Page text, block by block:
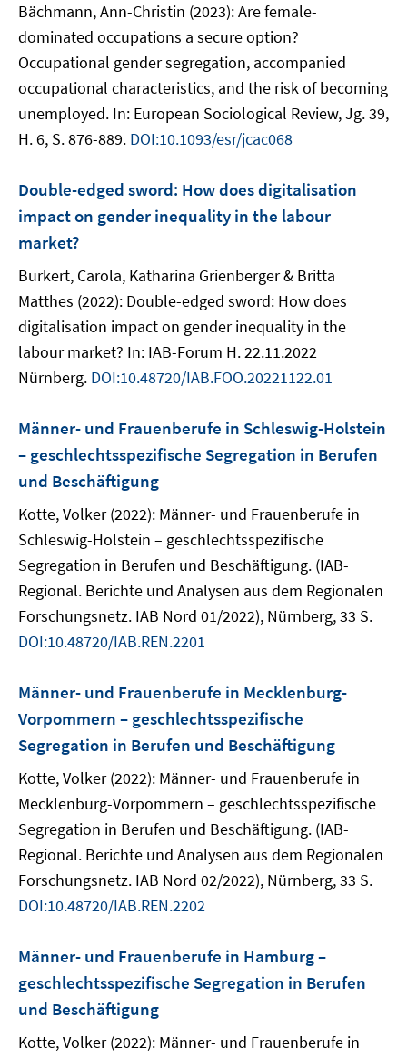
Bächmann, Ann-Christin (2023): Are female-
dominated occupations a secure option?
Occupational gender segregation, accompanied
occupational characteristics, and the risk of becoming
unemployed. In: European Sociological Review, Jg. 39,
H. 6, S. 876-889. DOI:10.1093/esr/jcac068
Double-edged sword: How does digitalisation
impact on gender inequality in the labour
market?
Burkert, Carola, Katharina Grienberger & Britta
Matthes (2022): Double-edged sword: How does
digitalisation impact on gender inequality in the
labour market? In: IAB-Forum H. 22.11.2022
Nürnberg. DOI:10.48720/IAB.FOO.20221122.01
Männer- und Frauenberufe in Schleswig-Holstein
– geschlechtsspezifische Segregation in Berufen
und Beschäftigung
Kotte, Volker (2022): Männer- und Frauenberufe in
Schleswig-Holstein – geschlechtsspezifische
Segregation in Berufen und Beschäftigung. (IAB-
Regional. Berichte und Analysen aus dem Regionalen
Forschungsnetz. IAB Nord 01/2022), Nürnberg, 33 S.
DOI:10.48720/IAB.REN.2201
Männer- und Frauenberufe in Mecklenburg-
Vorpommern – geschlechtsspezifische
Segregation in Berufen und Beschäftigung
Kotte, Volker (2022): Männer- und Frauenberufe in
Mecklenburg-Vorpommern – geschlechtsspezifische
Segregation in Berufen und Beschäftigung. (IAB-
Regional. Berichte und Analysen aus dem Regionalen
Forschungsnetz. IAB Nord 02/2022), Nürnberg, 33 S.
DOI:10.48720/IAB.REN.2202
Männer- und Frauenberufe in Hamburg –
geschlechtsspezifische Segregation in Berufen
und Beschäftigung
Kotte, Volker (2022): Männer- und Frauenberufe in